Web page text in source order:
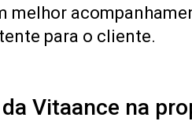
melhor
para o cliente.
Vitaance na